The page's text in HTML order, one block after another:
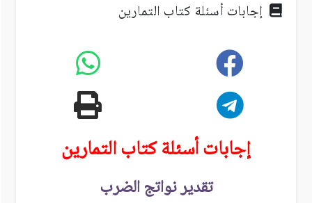
إجابات أسئلة كتاب التمارين
إجابات أسئلة كتاب التمارين
تقدير نواتج الضرب